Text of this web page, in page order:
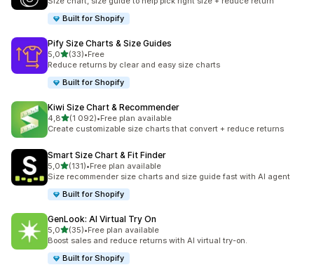
Built for Shopify
Pify Size Charts & Size Guides
5,0av 5 stjerner
(33)
Totalt 33 omtaler
•Free
Reduce returns by clear and easy size charts
Built for Shopify
Kiwi Size Chart & Recommender
4,8av 5 stjerner
(1 092)
Totalt 1092 omtaler
•Free plan available
Create customizable size charts that convert + reduce returns
Smart Size Chart & Fit Finder
5,0av 5 stjerner
(131)
Totalt 131 omtaler
•Free plan available
Size recommender size charts and size guide fast with AI agent
Built for Shopify
GenLook: AI Virtual Try On
5,0av 5 stjerner
(35)
Totalt 35 omtaler
•Free plan available
Boost sales and reduce returns with AI virtual try-on.
Built for Shopify